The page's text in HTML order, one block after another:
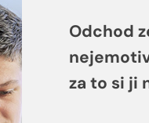
Odchod
za to si ji